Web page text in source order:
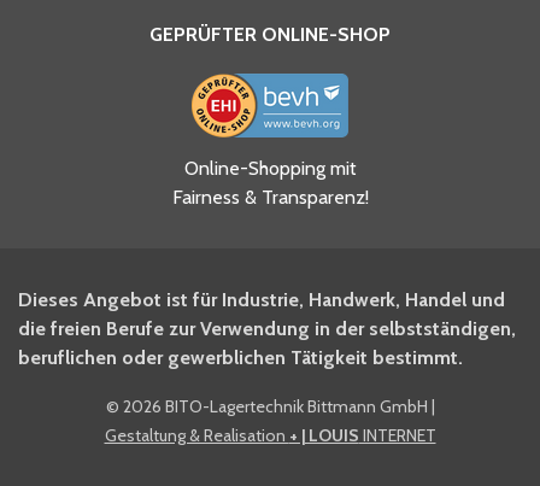
Ja, ich habe die
Datenschutzhinweise gelesen
und akzeptiere diese.
BITO Newsletter Fachwissen
Intralogistiker anmelden.
Ja, ich möchte mich für den
BITO Shop-Newsletter
GEPRÜFTER ONLINE-SHOP
Online-Shopping mit
Fairness & Transparenz!
Dieses Angebot ist für Industrie, Handwerk, Handel und
die freien Berufe zur Verwendung in der selbstständigen,
beruflichen oder gewerblichen Tätigkeit bestimmt.
© 2026 BITO-Lagertechnik Bittmann GmbH |
Gestaltung & Realisation + | LOUIS INTERNET